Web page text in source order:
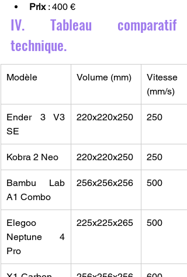
Prix : 400 €
IV. Tableau comparatif
technique.
Modèle Volume (mm)
Vitesse
(mm/s)
Ender 3 V3
SE
220x220x250 250
Kobra 2 Neo 220x220x250 250
Bambu Lab
A1 Combo
256x256x256 500
Elegoo
Neptune 4
Pro
225x225x265 500